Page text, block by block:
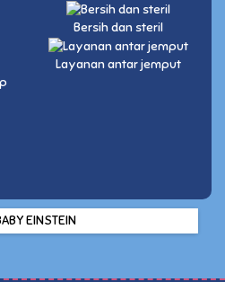
Bersih dan steril
Layanan antar jemput